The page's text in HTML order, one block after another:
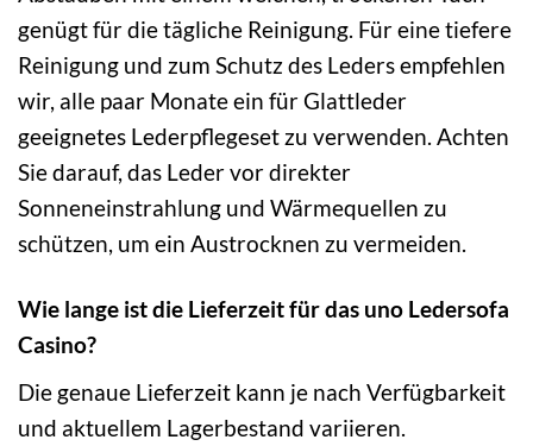
genügt für die tägliche Reinigung. Für eine tiefere
Reinigung und zum Schutz des Leders empfehlen
wir, alle paar Monate ein für Glattleder
geeignetes Lederpflegeset zu verwenden. Achten
Sie darauf, das Leder vor direkter
Sonneneinstrahlung und Wärmequellen zu
schützen, um ein Austrocknen zu vermeiden.
Wie lange ist die Lieferzeit für das uno Ledersofa
Casino?
Die genaue Lieferzeit kann je nach Verfügbarkeit
und aktuellem Lagerbestand variieren.